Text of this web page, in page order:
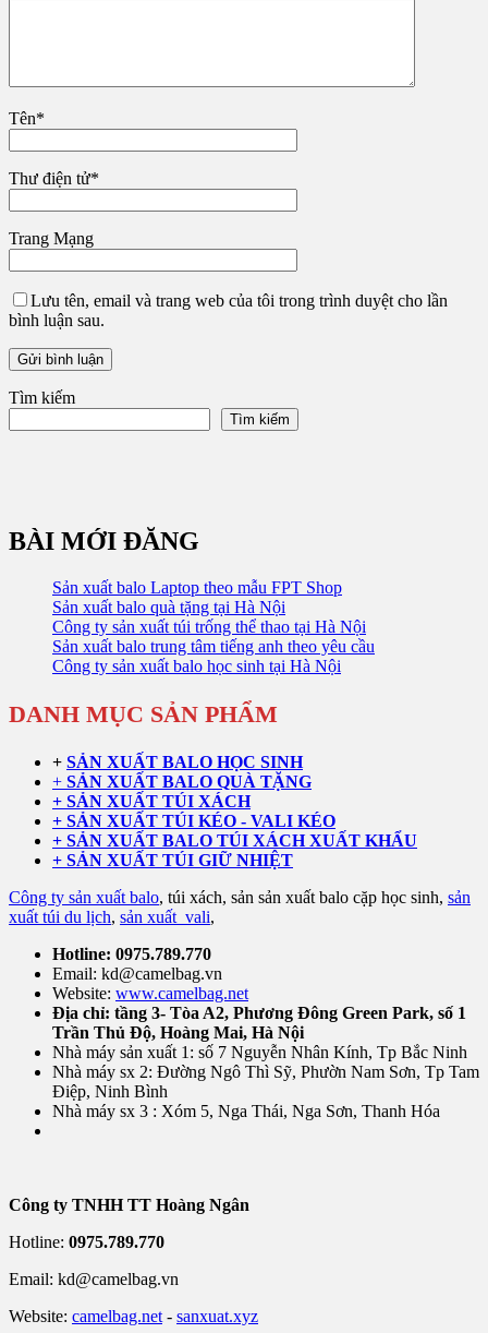
Tên*
Thư điện tử*
Trang Mạng
Lưu tên, email và trang web của tôi trong trình duyệt cho lần
bình luận sau.
Tìm kiếm
Tìm kiếm
BÀI MỚI ĐĂNG
Sản xuất balo Laptop theo mẫu FPT Shop
Sản xuất balo quà tặng tại Hà Nội
Công ty sản xuất túi trống thể thao tại Hà Nội
Sản xuất balo trung tâm tiếng anh theo yêu cầu
Công ty sản xuất balo học sinh tại Hà Nội
DANH MỤC SẢN PHẨM
+ SẢN XUẤT BALO HỌC SINH
+ SẢN XUẤT BALO QUÀ TẶNG
+ SẢN XUẤT TÚI XÁCH
+ SẢN XUẤT TÚI KÉO - VALI KÉO
+ SẢN XUẤT BALO TÚI XÁCH XUẤT KHẨU
+ SẢN XUẤT TÚI GIỮ NHIỆT
Công ty sản xuất balo, túi xách, sản sản xuất balo cặp học sinh, sản
xuất túi du lịch, sản xuất vali,
Hotline: 0975.789.770
Email: kd@camelbag.vn
Website: www.camelbag.net
Địa chỉ: tầng 3- Tòa A2, Phương Đông Green Park, số 1
Trần Thủ Độ, Hoàng Mai, Hà Nội
Nhà máy sản xuất 1: số 7 Nguyễn Nhân Kính, Tp Bắc Ninh
Nhà máy sx 2: Đường Ngô Thì Sỹ, Phườn Nam Sơn, Tp Tam
Điệp, Ninh Bình
Nhà máy sx 3 : Xóm 5, Nga Thái, Nga Sơn, Thanh Hóa
Công ty TNHH TT Hoàng Ngân
Hotline: 0975.789.770
Email: kd@camelbag.vn
Website: camelbag.net - sanxuat.xyz